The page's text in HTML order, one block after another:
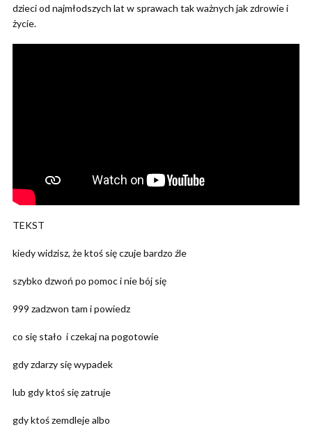
dzieci od najmłodszych lat w sprawach tak ważnych jak zdrowie i
życie.
TEKST
kiedy widzisz, że ktoś się czuje bardzo źle
szybko dzwoń po pomoc i nie bój się
999 zadzwon tam i powiedz
co się stało i czekaj na pogotowie
gdy zdarzy się wypadek
lub gdy ktoś się zatruje
gdy ktoś zemdleje albo